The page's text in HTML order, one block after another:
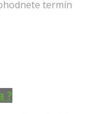
termín
?